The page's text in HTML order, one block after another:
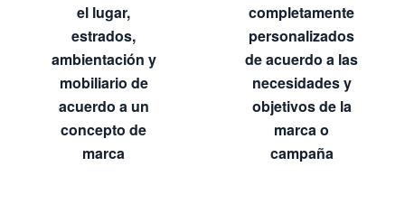
el lugar,
estrados,
ambientación y
mobiliario de
acuerdo a un
concepto de
marca
completamente
personalizados
de acuerdo a las
necesidades y
objetivos de la
marca o
campaña